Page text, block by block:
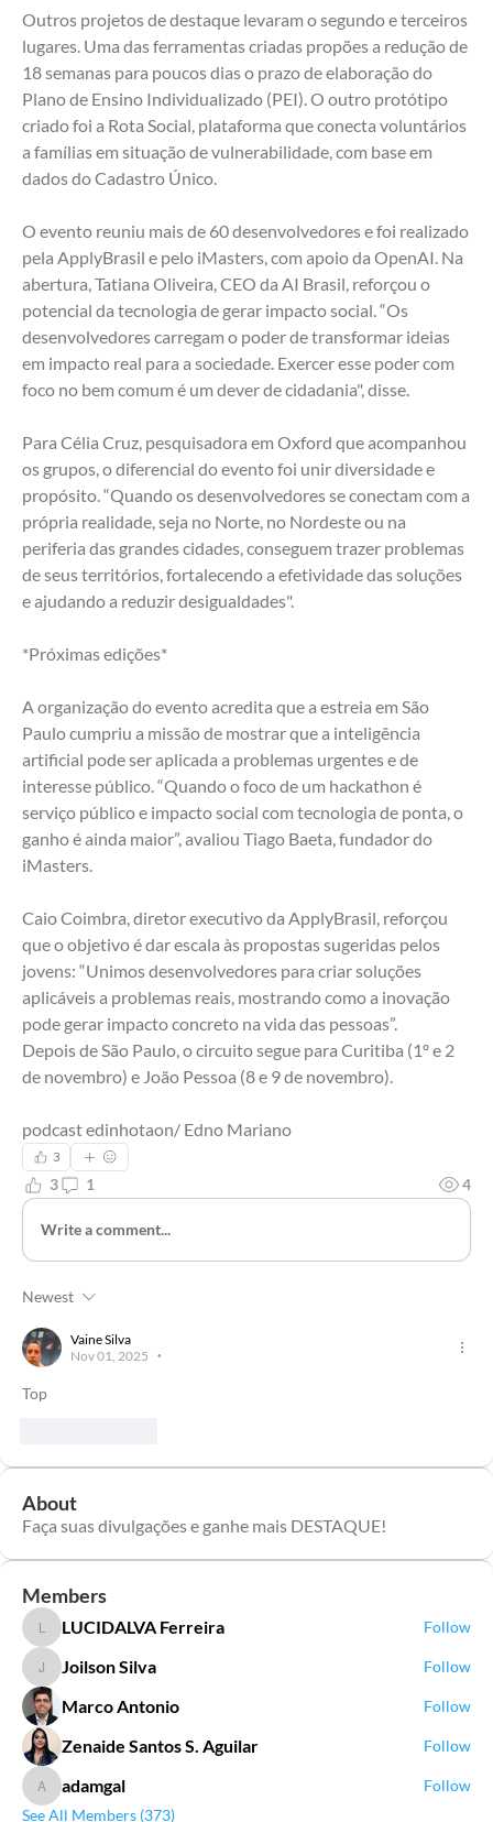
Outros projetos de destaque levaram o segundo e terceiros
lugares. Uma das ferramentas criadas propões a redução de
18 semanas para poucos dias o prazo de elaboração do
Plano de Ensino Individualizado (PEI). O outro protótipo
criado foi a Rota Social, plataforma que conecta voluntários
a famílias em situação de vulnerabilidade, com base em
dados do Cadastro Único.
O evento reuniu mais de 60 desenvolvedores e foi realizado
pela ApplyBrasil e pelo iMasters, com apoio da OpenAI. Na
abertura, Tatiana Oliveira, CEO da AI Brasil, reforçou o
potencial da tecnologia de gerar impacto social. “Os
desenvolvedores carregam o poder de transformar ideias
em impacto real para a sociedade. Exercer esse poder com
foco no bem comum é um dever de cidadania", disse.
Para Célia Cruz, pesquisadora em Oxford que acompanhou
os grupos, o diferencial do evento foi unir diversidade e
propósito. “Quando os desenvolvedores se conectam com a
própria realidade, seja no Norte, no Nordeste ou na
periferia das grandes cidades, conseguem trazer problemas
de seus territórios, fortalecendo a efetividade das soluções
e ajudando a reduzir desigualdades".
*Próximas edições*
A organização do evento acredita que a estreia em São
Paulo cumpriu a missão de mostrar que a inteligência
artificial pode ser aplicada a problemas urgentes e de
interesse público. “Quando o foco de um hackathon é
serviço público e impacto social com tecnologia de ponta, o
ganho é ainda maior”, avaliou Tiago Baeta, fundador do
iMasters.
Caio Coimbra, diretor executivo da ApplyBrasil, reforçou
que o objetivo é dar escala às propostas sugeridas pelos
jovens: “Unimos desenvolvedores para criar soluções
aplicáveis a problemas reais, mostrando como a inovação
pode gerar impacto concreto na vida das pessoas”.
Depois de São Paulo, o circuito segue para Curitiba (1º e 2
de novembro) e João Pessoa (8 e 9 de novembro).
podcast edinhotaon/ Edno Mariano
3
3 1 4
Write a comment...
Newest
Vaine Silva
Nov 01, 2025
•
Top
About
Faça suas divulgações e ganhe mais DESTAQUE!
Members
LUCIDALVA Ferreira
LUCIDALVA Ferreira Follow
Joilson Silva
Joilson Silva Follow
Marco Antonio Follow
Zenaide Santos S. Aguilar Follow
adamgal
adamgal
Follow
See All Members (373)